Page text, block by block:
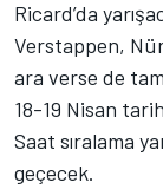
Ricard’da
Verstappen,
ara verse de
18-19 Nisan
Saat sıralama
geçecek.